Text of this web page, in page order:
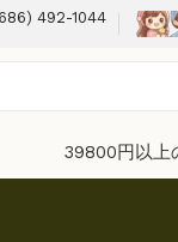
492-1044
39800円以上